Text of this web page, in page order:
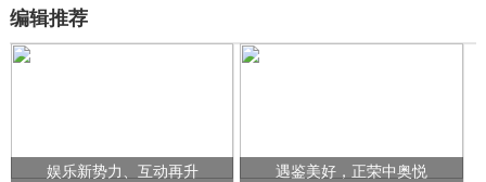
编辑推荐
娱乐新势力、互动再升 遇鉴美好，正荣中奥悦